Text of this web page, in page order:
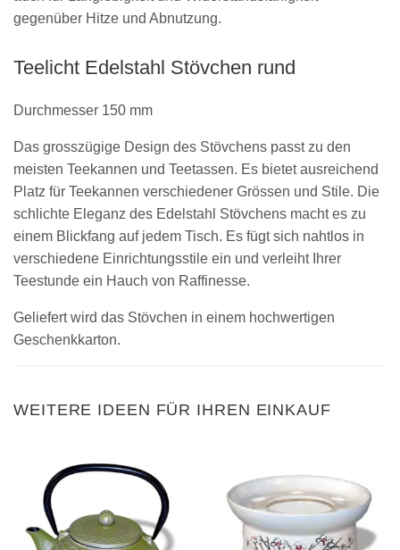
gegenüber Hitze und Abnutzung.
Teelicht Edelstahl Stövchen rund
Durchmesser 150 mm
Das grosszügige Design des Stövchens passt zu den
meisten Teekannen und Teetassen. Es bietet ausreichend
Platz für Teekannen verschiedener Grössen und Stile. Die
schlichte Eleganz des Edelstahl Stövchens macht es zu
einem Blickfang auf jedem Tisch. Es fügt sich nahtlos in
verschiedene Einrichtungsstile ein und verleiht Ihrer
Teestunde ein Hauch von Raffinesse.
Geliefert wird das Stövchen in einem hochwertigen
Geschenkkarton.
WEITERE IDEEN FÜR IHREN EINKAUF